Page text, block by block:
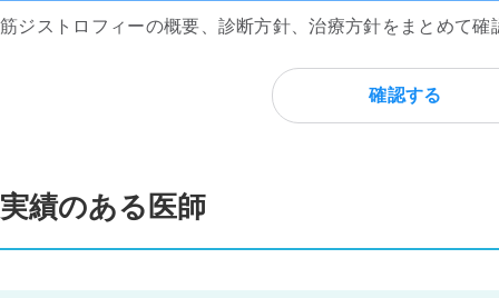
筋ジストロフィーの概要、診断方針、治療方針をまとめて
確認する
実績のある医師